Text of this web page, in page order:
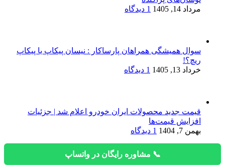
مرداد 14, 1405
1 دیدگاه
سوال همیشگی همراهان پارساکار : نیسان پیکاپ یا پیکاپ
ریچ؟!
خرداد 13, 1405
1 دیدگاه
قیمت جدید محصولات ایران خودرو اعلام شد | جزئیات
افزایش قیمت‌ها
بهمن 7, 1404
1 دیدگاه
📞 مشاوره رایگان در واتساپ